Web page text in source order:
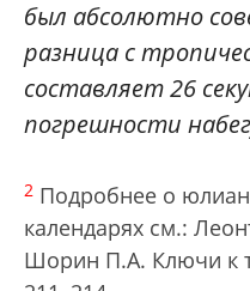
был абсолютно
разница с
составляет 26
погрешности
2 Подробнее о
календарях см.:
Шорин П.А. Ключи к